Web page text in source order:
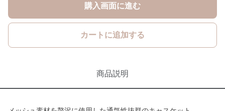
購入画面に進む
カートに追加する
商品説明